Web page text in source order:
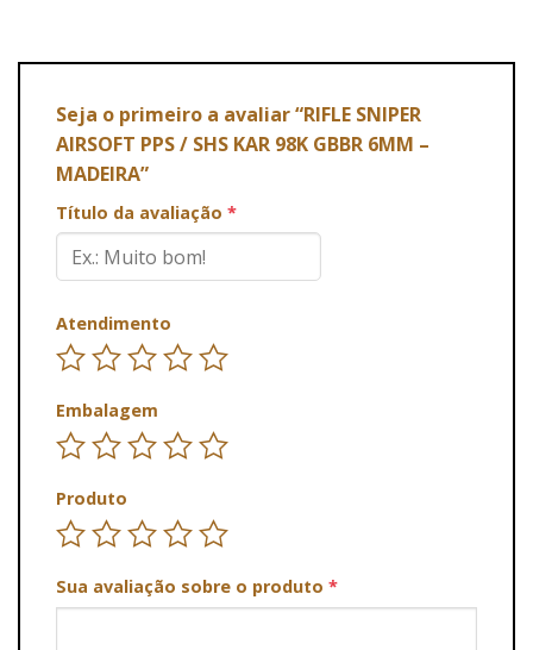
Seja o primeiro a avaliar “RIFLE SNIPER
AIRSOFT PPS / SHS KAR 98K GBBR 6MM –
MADEIRA”
Título da avaliação *
Atendimento
Embalagem
Produto
Sua avaliação sobre o produto *